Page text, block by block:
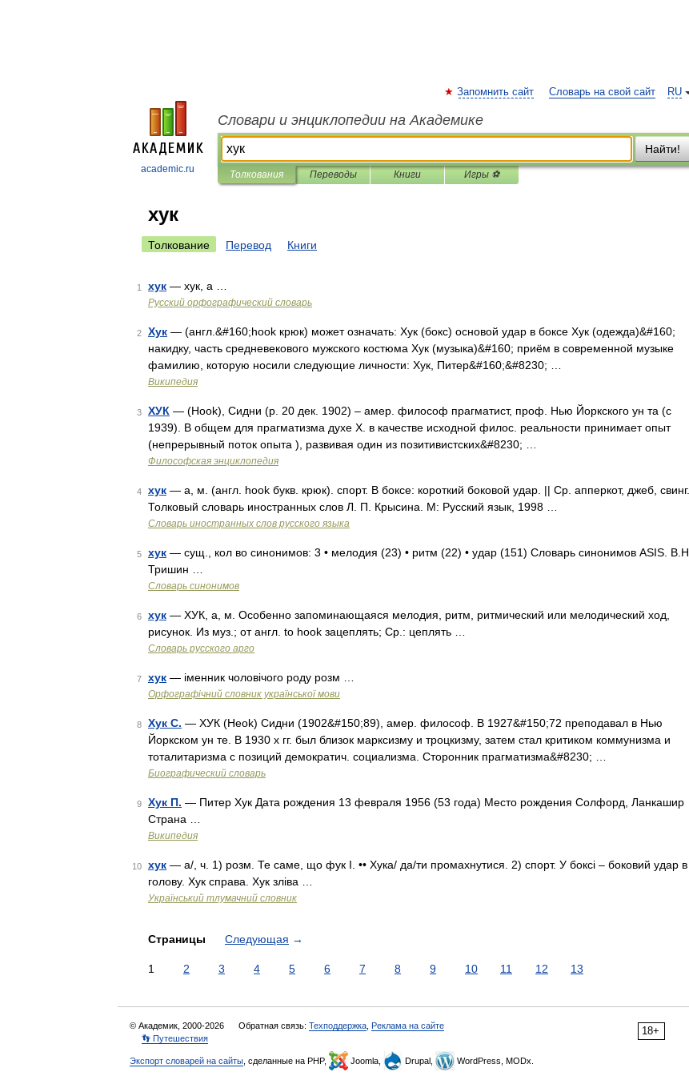
academic.ru
RU
Запомнить сайт Словарь на свой сайт
Словари и энциклопедии на Академике
Найти!
Толкования Переводы Книги Игры ⚽
хук
Толкование Перевод Книги
1 хук — хук, а …
Русский орфографический словарь
2 Хук — (англ.&#160;hook крюк) может означать: Хук (бокс) основой удар в боксе Хук (одежда)&#160;
накидку, часть средневекового мужского костюма Хук (музыка)&#160; приём в современной музыке
фамилию, которую носили следующие личности: Хук, Питер&#160;&#8230; …
Википедия
3 ХУК — (Hook), Сидни (р. 20 дек. 1902) – амер. философ прагматист, проф. Нью Йоркского ун та (с
1939). В общем для прагматизма духе X. в качестве исходной филос. реальности принимает опыт
(непрерывный поток опыта ), развивая один из позитивистских&#8230; …
Философская энциклопедия
4 хук — а, м. (англ. hook букв. крюк). спорт. В боксе: короткий боковой удар. || Ср. апперкот, джеб, свинг.
Толковый словарь иностранных слов Л. П. Крысина. М: Русский язык, 1998 …
Словарь иностранных слов русского языка
5 хук — сущ., кол во синонимов: 3 • мелодия (23) • ритм (22) • удар (151) Словарь синонимов ASIS. В.Н.
Тришин …
Словарь синонимов
6 хук — ХУК, а, м. Особенно запоминающаяся мелодия, ритм, ритмический или мелодический ход,
рисунок. Из муз.; от англ. to hook зацеплять; Ср.: цеплять …
Словарь русского арго
7 хук — іменник чоловічого роду розм …
Орфографічний словник української мови
8 Хук С. — ХУК (Heok) Сидни (1902&#150;89), амер. философ. В 1927&#150;72 преподавал в Нью
Йоркском ун те. В 1930 х гг. был близок марксизму и троцкизму, затем стал критиком коммунизма и
тоталитаризма с позиций демократич. социализма. Сторонник прагматизма&#8230; …
Биографический словарь
9 Хук П. — Питер Хук Дата рождения 13 февраля 1956 (53 года) Место рождения Солфорд, Ланкашир
Страна …
Википедия
10 хук — а/, ч. 1) розм. Те саме, що фук I. •• Хука/ да/ти промахнутися. 2) спорт. У боксі – боковий удар в
голову. Хук справа. Хук зліва …
Український тлумачний словник
Страницы Следующая →
1 2 3 4 5 6 7 8 9 10 11 12 13
18+
© Академик, 2000-2026 Обратная связь: Техподдержка Реклама на сайте
👣 Путешествия
Экспорт словарей на сайты , сделанные на PHP, Joomla, Drupal, WordPress, MODx.